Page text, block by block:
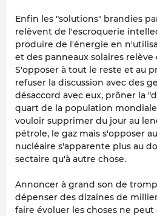
Enfin les "solutions" brandies
relèvent de l'escroquerie
produire de l'énergie en
et des panneaux solaires relève
S'opposer à tout le reste et au
refuser la discussion avec des
désaccord avec eux, prôner la
quart de la population
vouloir supprimer du jour au
pétrole, le gaz mais s'opposer
nucléaire s'apparente plus au
sectaire qu'à autre chose.
Annoncer à grand son de
dépenser des dizaines de
faire évoluer les choses ne